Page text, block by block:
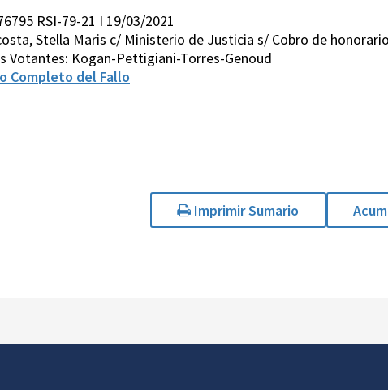
RSI-79-21 I 19/03/2021
Stella Maris c/ Ministerio de Justicia s/ Cobro de
Votantes: Kogan-Pettigiani-Torres-Genoud
Completo del Fallo
Imprimir Sumario